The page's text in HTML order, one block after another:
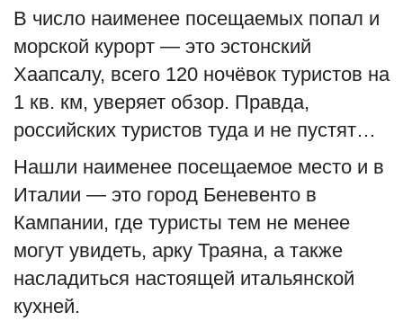
В число наименее посещаемых попал и
морской курорт — это эстонский
Хаапсалу, всего 120 ночёвок туристов на
1 кв. км, уверяет обзор. Правда,
российских туристов туда и не пустят…
Нашли наименее посещаемое место и в
Италии — это город Беневенто в
Кампании, где туристы тем не менее
могут увидеть, арку Траяна, а также
насладиться настоящей итальянской
кухней.